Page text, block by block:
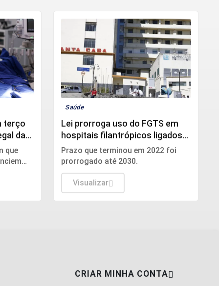
terço
da
que
Saúde
Lei prorroga uso do FGTS em
hospitais filantrópicos ligados
ao SUS
Prazo que terminou em 2022 foi
prorrogado até 2030.
Visualizar
CRIAR MINHA CONTA